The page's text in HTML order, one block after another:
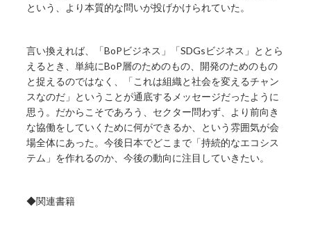
という、より本質的な問いが投げかけられていた。
言い換えれば、「BoPビジネス」「SDGsビジネス」ととら
えるとき、単純にBoP層のためのもの、開発のためのもの
と捉えるのではなく、「これは組織と社会を変えるチャン
スなのだ」ということが通底するメッセージだったように
思う。だからこそであろう、セクター問わず、より前向き
な協働をしていくために何ができるか、という雰囲気が会
場全体にあった。今後日本でどこまで「持続的なエコシス
テム」を作れるのか、今後の動向に注目していきたい。
◆関連書籍